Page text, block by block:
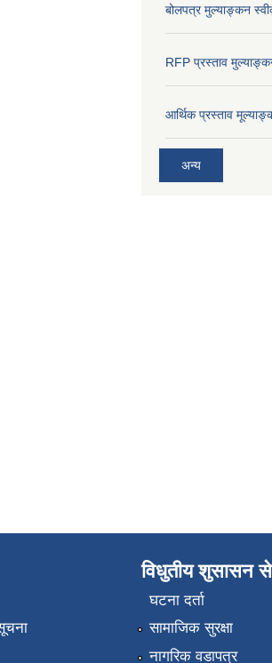
बोलपत्र मुल्याङ्कन
RFP प्रस्ताव
आर्थिक प्रस्ताव
अन्य
विधुतीय शुसासन
घटना दर्ता
सामाजिक सुरक्षा
नागरिक वडापत्र